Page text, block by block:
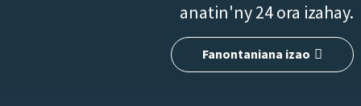
anatin'ny 24 ora izahay.
Fanontaniana izao